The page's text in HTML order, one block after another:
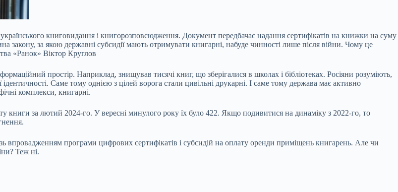
книговидання і книгорозповсюдження. Документ передбачає надання сертифікатів на книжки на суму
закону, за якою державні субсидії мають отримувати книгарні, набуде чинності лише після війни. Чому це
«Ранок» Віктор Круглов
простір. Наприклад, знищував тисячі книг, що зберігалися в школах і бібліотеках. Росіяни розуміють,
Саме тому однією з цілей ворога стали цивільні друкарні. І саме тому держава має активно
комплекси, книгарні.
книги за лютий 2024-го. У вересні минулого року їх було 422. Якщо подивитися на динаміку з 2022-го, то
впровадженням програми цифрових сертифікатів і субсидій на оплату оренди приміщень книгарень. Але чи
Теж ні.